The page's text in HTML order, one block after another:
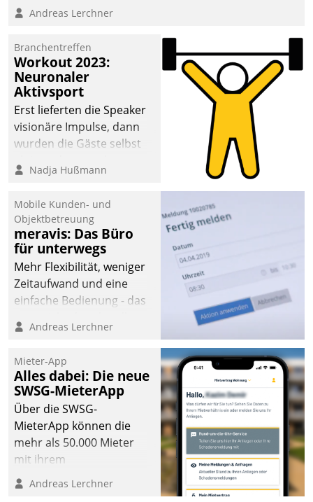
Andreas Lerchner
Branchentreffen
Workout 2023:
Neuronaler
Aktivsport
Erst lieferten die Speaker
visionäre Impulse, dann
wurden die Gäste selbst
methodisch
Quartier. Dazwischen
zeigte Datatrain, was es
Neues zu bieten hat.
Nadja Hußmann
Mobile Kunden- und
Objektbetreuung
meravis: Das Büro
für unterwegs
Mehr Flexibilität, weniger
Zeitaufwand und eine
einfache Bedienung - das
Cockpit für mobile
Datatrain. Die meravis
Wohnungsbau- und
Immobilien GmbH hat
sich dabei für den Betrieb
der Lösung über die SAP
Cloud Platform
entschieden - als erstes
Unternehmen am
Andreas Lerchner
Mieter-App
Alles dabei: Die neue
SWSG-MieterApp
Über die SWSG-
MieterApp können die
mehr als 50.000 Mieter
mit ihrem
Wohnungsunternehmen
kommunizieren, auf dem
Andreas Lerchner